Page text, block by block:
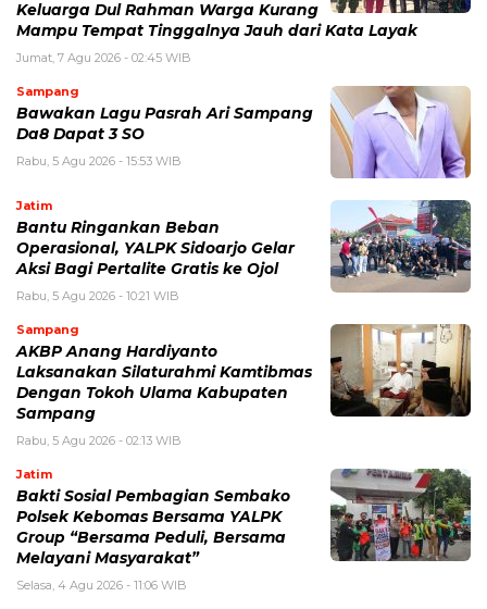
Keluarga Dul Rahman Warga Kurang
Mampu Tempat Tinggalnya Jauh dari Kata Layak
Jumat, 7 Agu 2026 - 02:45 WIB
Sampang
Bawakan Lagu Pasrah Ari Sampang
Da8 Dapat 3 SO
Rabu, 5 Agu 2026 - 15:53 WIB
Jatim
Bantu Ringankan Beban
Operasional, YALPK Sidoarjo Gelar
Aksi Bagi Pertalite Gratis ke Ojol
Rabu, 5 Agu 2026 - 10:21 WIB
Sampang
AKBP Anang Hardiyanto
Laksanakan Silaturahmi Kamtibmas
Dengan Tokoh Ulama Kabupaten
Sampang
Rabu, 5 Agu 2026 - 02:13 WIB
Jatim
Bakti Sosial Pembagian Sembako
Polsek Kebomas Bersama YALPK
Group “Bersama Peduli, Bersama
Melayani Masyarakat”
Selasa, 4 Agu 2026 - 11:06 WIB